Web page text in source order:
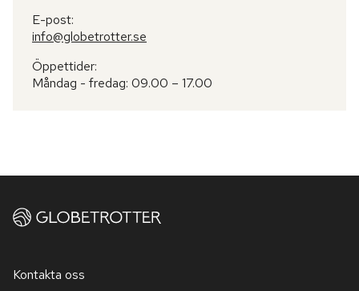
E-post:
info@globetrotter.se
Öppettider:
Måndag - fredag: 09.00 – 17.00
Kontakta oss